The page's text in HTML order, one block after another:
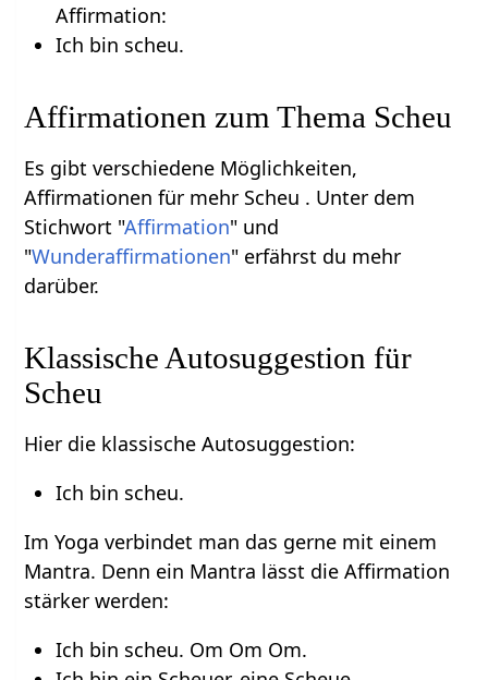
Affirmation:
Ich bin scheu.
Affirmationen zum Thema Scheu
Es gibt verschiedene Möglichkeiten,
Affirmationen für mehr Scheu . Unter dem
Stichwort "Affirmation" und
"Wunderaffirmationen" erfährst du mehr
darüber.
Klassische Autosuggestion für
Scheu
Hier die klassische Autosuggestion:
Ich bin scheu.
Im Yoga verbindet man das gerne mit einem
Mantra. Denn ein Mantra lässt die Affirmation
stärker werden:
Ich bin scheu. Om Om Om.